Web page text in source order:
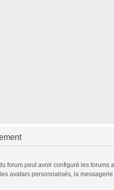
forum peut avoir configuré les
avatars personnalisés, la